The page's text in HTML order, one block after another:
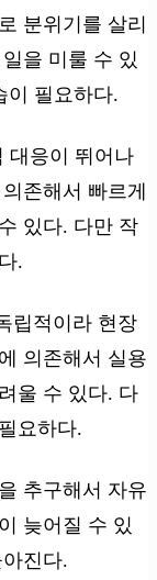
분위기를 살리
을 미룰 수 있
이 필요하다.
대응이 뛰어나
존해서 빠르게
있다. 다만 작
.
립적이라 현장
의존해서 실용
울 수 있다. 다
요하다.
추구해서 자유
늦어질 수 있
진다.